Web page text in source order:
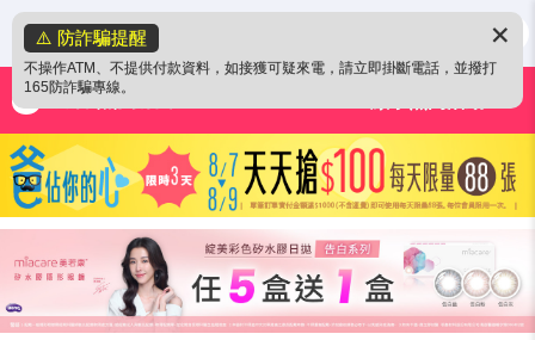
⚠️ 防詐騙提醒
不操作ATM、不提供付款資料，如接獲可疑來電，請立即掛斷電話，並撥打
165防詐騙專線。
✕
強檔/熱門活動